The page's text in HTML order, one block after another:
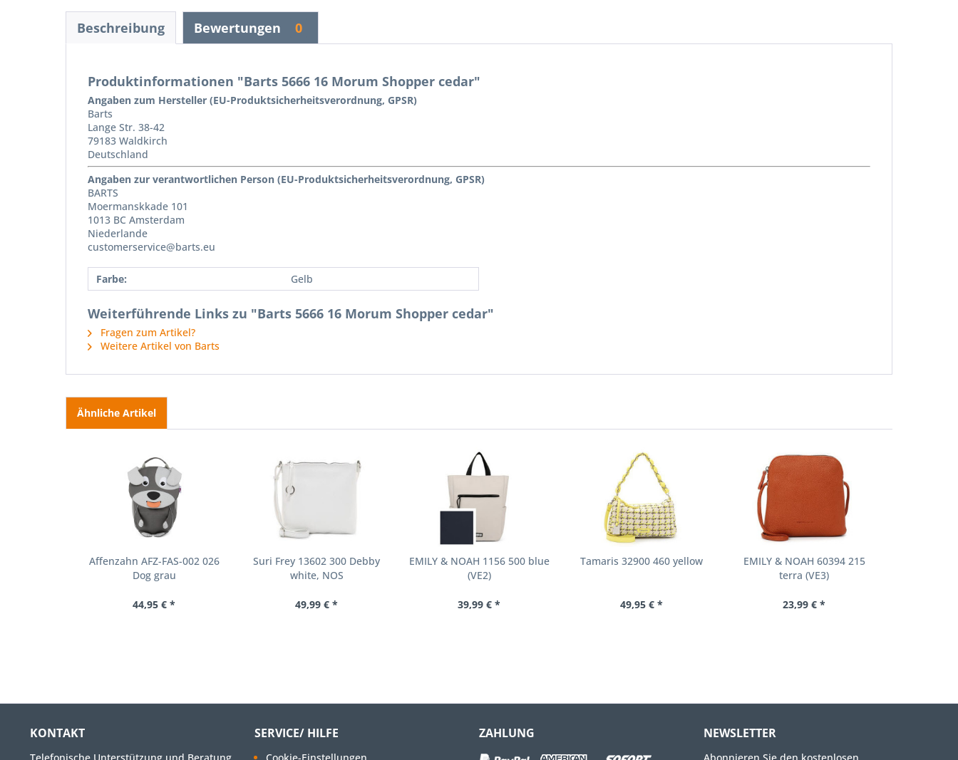
Beschreibung Bewertungen 0
Produktinformationen "Barts 5666 16 Morum Shopper cedar"
Angaben zum Hersteller (EU-Produktsicherheitsverordnung, GPSR)
Barts
Lange Str. 38-42
79183 Waldkirch
Deutschland
Angaben zur verantwortlichen Person (EU-Produktsicherheitsverordnung, GPSR)
BARTS
Moermanskkade 101
1013 BC Amsterdam
Niederlande
customerservice@barts.eu
Farbe: Gelb
Weiterführende Links zu "Barts 5666 16 Morum Shopper cedar"
Fragen zum Artikel?
Weitere Artikel von Barts
Ähnliche Artikel
Affenzahn AFZ-FAS-002 026
Dog grau
44,95 € *
Suri Frey 13602 300 Debby
white, NOS
49,99 € *
EMILY & NOAH 1156 500 blue
(VE2)
39,99 € *
Tamaris 32900 460 yellow
49,95 € *
EMILY & NOAH 60394 215
terra (VE3)
23,99 € *
KONTAKT SERVICE/ HILFE ZAHLUNG NEWSLETTER